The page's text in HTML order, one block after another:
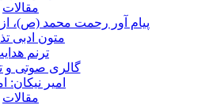
مقالات
پیام آور رحمت محمد (ص)،
متون ادبی
ترنم
گالری صوتی و
امیر
مقالات